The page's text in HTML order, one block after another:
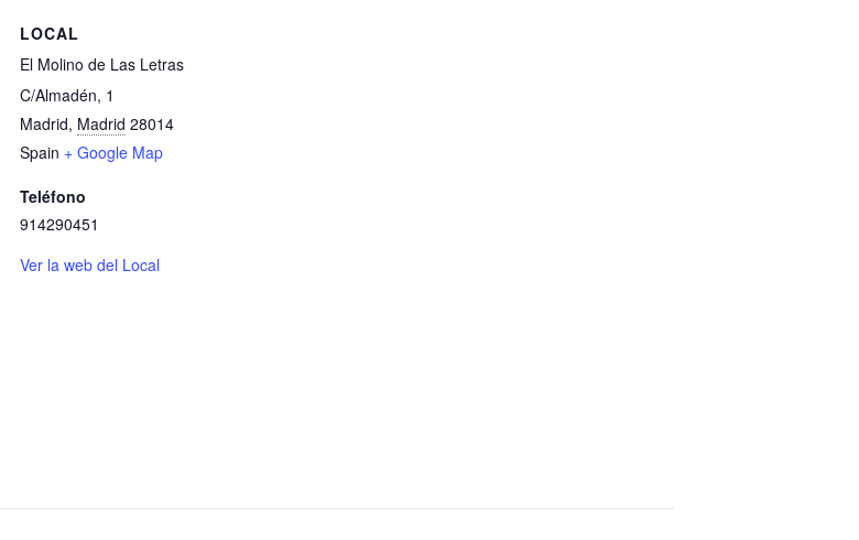
LOCAL
El Molino de Las Letras
C/Almadén, 1
Madrid, Madrid 28014
Spain + Google Map
Teléfono
914290451
Ver la web del Local